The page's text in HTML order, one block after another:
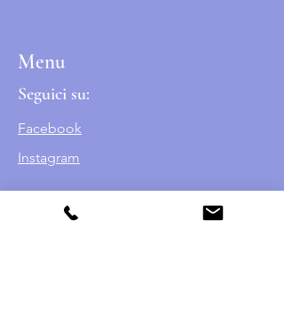
Menu
Seguici su:
Facebook
Instagram
Contatti